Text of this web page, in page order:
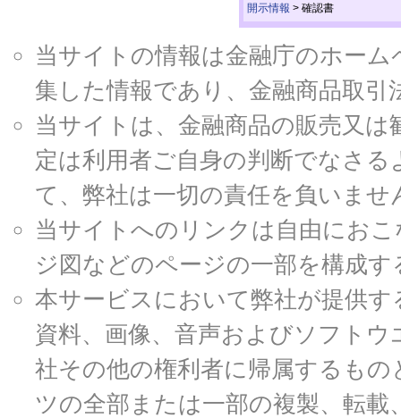
開示情報 > 確認書
当サイトの情報は金融庁のホー
集した情報であり、金融商品取
当サイトは、金融商品の販売又
定は利用者ご自身の判断でなさ
て、弊社は一切の責任を負いませ
当サイトへのリンクは自由にお
ジ図などのページの一部を構成
本サービスにおいて弊社が提供
資料、画像、音声およびソフト
社その他の権利者に帰属するも
ツの全部または一部の複製、転